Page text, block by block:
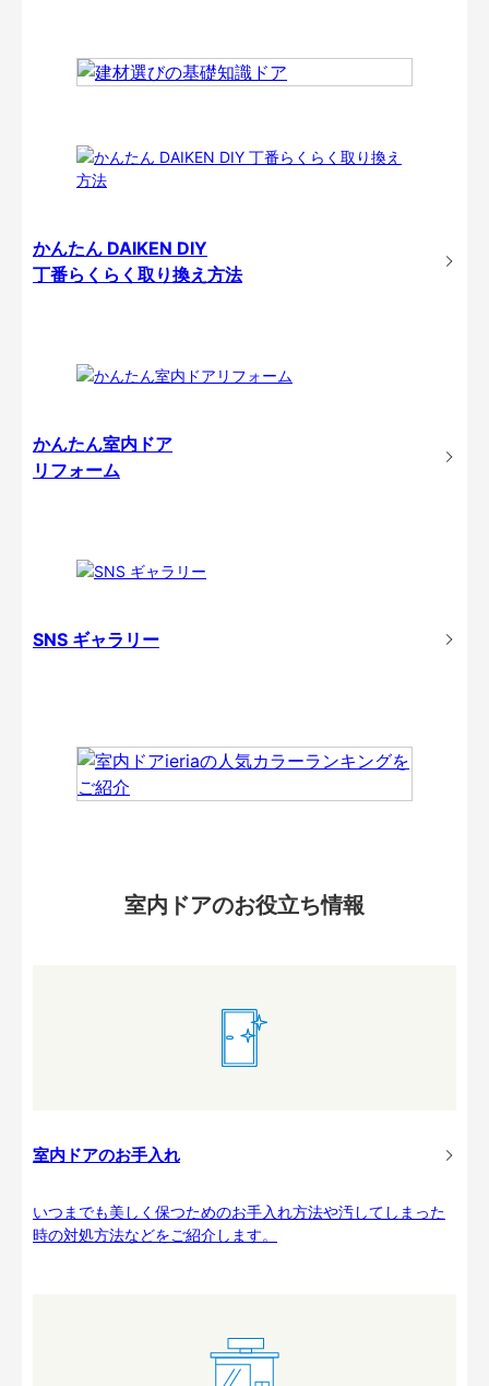
かんたん DAIKEN DIY
丁番らくらく取り換え方法
かんたん室内ドア
リフォーム
SNS ギャラリー
室内ドアのお役立ち情報
室内ドアのお手入れ
いつまでも美しく保つためのお手入れ方法や汚してしまった
時の対処方法などをご紹介します。